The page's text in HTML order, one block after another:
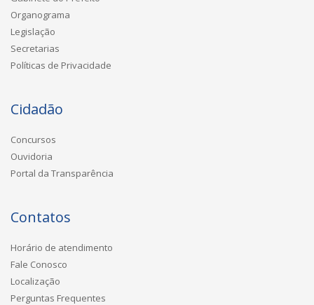
Organograma
Legislação
Secretarias
Políticas de Privacidade
Cidadão
Concursos
Ouvidoria
Portal da Transparência
Contatos
Horário de atendimento
Fale Conosco
Localização
Perguntas Frequentes